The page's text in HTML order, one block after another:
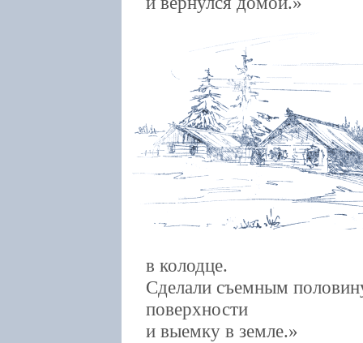
в колодце.
Сделали съемным
поверхности
и выемку в земле.